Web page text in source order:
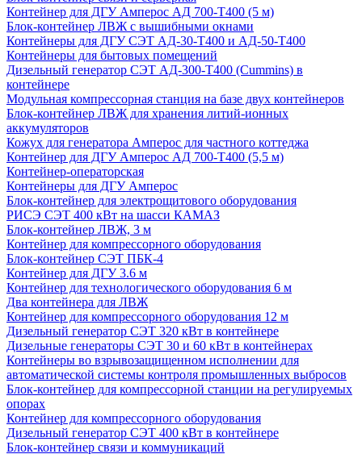
Контейнер для ДГУ Амперос АД 700-Т400 (5 м)
Блок-контейнер ЛВЖ с вышибными окнами
Контейнеры для ДГУ СЭТ АД-30-Т400 и АД-50-Т400
Контейнеры для бытовых помещений
Дизельный генератор СЭТ АД-300-Т400 (Cummins) в
контейнере
Модульная компрессорная станция на базе двух контейнеров
Блок-контейнер ЛВЖ для хранения литий-ионных
аккумуляторов
Кожух для генератора Амперос для частного коттеджа
Контейнер для ДГУ Амперос АД 700-Т400 (5,5 м)
Контейнер-операторская
Контейнеры для ДГУ Амперос
Блок-контейнер для электрощитового оборудования
РИСЭ СЭТ 400 кВт на шасси КАМАЗ
Блок-контейнер ЛВЖ, 3 м
Контейнер для компрессорного оборудования
Блок-контейнер СЭТ ПБК-4
Контейнер для ДГУ 3.6 м
Контейнер для технологического оборудования 6 м
Два контейнера для ЛВЖ
Контейнер для компрессорного оборудования 12 м
Дизельный генератор СЭТ 320 кВт в контейнере
Дизельные генераторы СЭТ 30 и 60 кВт в контейнерах
Контейнеры во взрывозащищенном исполнении для
автоматической системы контроля промышленных выбросов
Блок-контейнер для компрессорной станции на регулируемых
опорах
Контейнер для компрессорного оборудования
Дизельный генератор СЭТ 400 кВт в контейнере
Блок-контейнер связи и коммуникаций